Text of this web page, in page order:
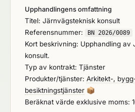
Upphandlingens omfattning
Titel: Järnvägsteknisk konsult
Referensnummer:
BN 2026/0089
Kort beskrivning: Upphandling av
konsult.
Typ av kontrakt: Tjänster
Produkter/tjänster: Arkitekt-,
besiktningstjänster 📦
Beräknat värde exklusive moms: